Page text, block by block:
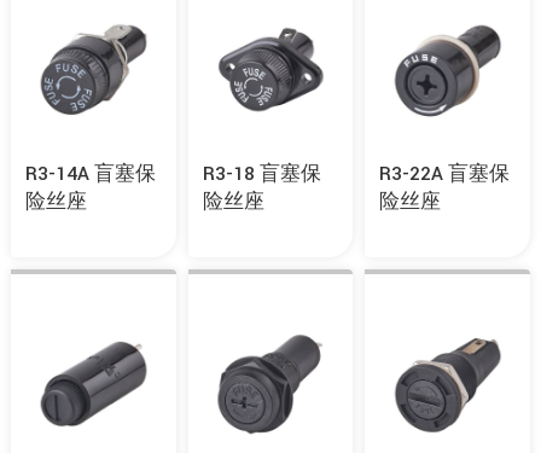
R3-14A 盲塞保
险丝座
R3-18 盲塞保
险丝座
R3-22A 盲塞保
险丝座